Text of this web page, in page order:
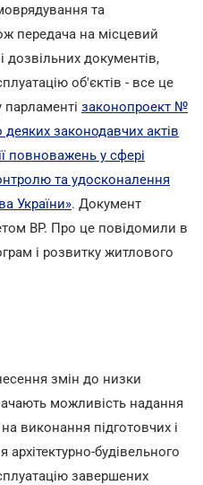
та
передача на місцевий
документів,
об'єктів - все це
законопроект №
законодавчих актів
повноважень у сфері
та удосконалення
України». Документ
ВР. Про це повідомили в
і розвитку житлового
змін до низки
можливість надання
виконання підготовчих і
архітектурно-будівельного
завершених